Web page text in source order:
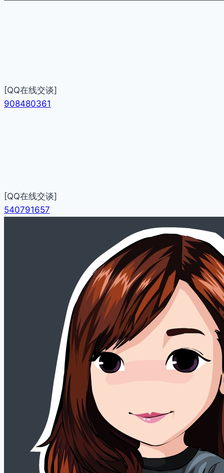
[QQ在线交谈]
908480361
[QQ在线交谈]
540791657